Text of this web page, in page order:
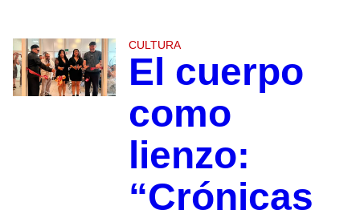
CULTURA
El cuerpo
como
lienzo:
“Crónicas